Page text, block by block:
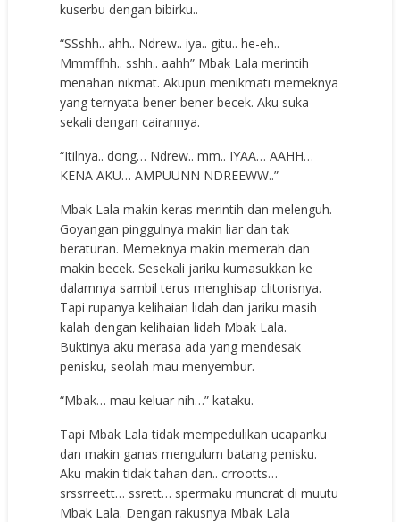
kuserbu dengan bibirku..
“SSshh.. ahh.. Ndrew.. iya.. gitu.. he-eh..
Mmmffhh.. sshh.. aahh” Mbak Lala merintih
menahan nikmat. Akupun menikmati memeknya
yang ternyata bener-bener becek. Aku suka
sekali dengan cairannya.
“Itilnya.. dong… Ndrew.. mm.. IYAA… AAHH…
KENA AKU… AMPUUNN NDREEWW..”
Mbak Lala makin keras merintih dan melenguh.
Goyangan pinggulnya makin liar dan tak
beraturan. Memeknya makin memerah dan
makin becek. Sesekali jariku kumasukkan ke
dalamnya sambil terus menghisap clitorisnya.
Tapi rupanya kelihaian lidah dan jariku masih
kalah dengan kelihaian lidah Mbak Lala.
Buktinya aku merasa ada yang mendesak
penisku, seolah mau menyembur.
“Mbak… mau keluar nih…” kataku.
Tapi Mbak Lala tidak mempedulikan ucapanku
dan makin ganas mengulum batang penisku.
Aku makin tidak tahan dan.. crrootts…
srssrreett… ssrett… spermaku muncrat di muutu
Mbak Lala. Dengan rakusnya Mbak Lala